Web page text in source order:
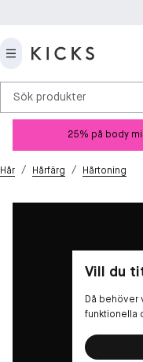
Sök produkter
25% på body
Hår / Hårfärg / Hårtoning
Vill du
Då behöver
funktionella